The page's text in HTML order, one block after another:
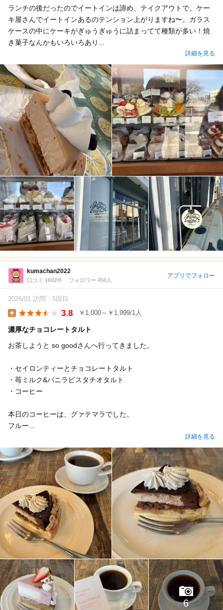
ランチの後だったのでイートインは諦め、テイクアウトで。ケー
キ屋さんでイートインあるのテンション上がりますね〜。ガラス
ケースの中にケーキがぎゅうぎゅうに詰まってて種類が多い！焼
き菓子なんかもいろいろあり...
詳細を見る
kumachan2022
口コミ 1692件 フォロワー 456人
アプリでフォロー
2026/01 訪問 5回目
3.8 ￥1,000～￥1,999/1人
濃厚なチョコレートタルト
お茶しようと so goodさんへ行ってきました。
・セイロンティーとチョコレートタルト
・苺ミルク&バニラピスタチオタルト
・コーヒー
本日のコーヒーは、グァテマラでした。
フルー...
詳細を見る
6